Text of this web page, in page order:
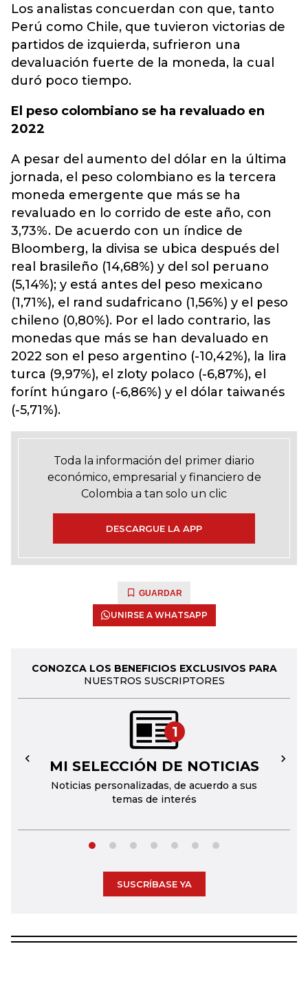
Los analistas concuerdan con que, tanto
Perú como Chile, que tuvieron victorias de
partidos de izquierda, sufrieron una
devaluación fuerte de la moneda, la cual
duró poco tiempo.
El peso colombiano se ha revaluado en
2022
A pesar del aumento del dólar en la última
jornada, el peso colombiano es la tercera
moneda emergente que más se ha
revaluado en lo corrido de este año, con
3,73%. De acuerdo con un índice de
Bloomberg, la divisa se ubica después del
real brasileño (14,68%) y del sol peruano
(5,14%); y está antes del peso mexicano
(1,71%), el rand sudafricano (1,56%) y el peso
chileno (0,80%). Por el lado contrario, las
monedas que más se han devaluado en
2022 son el peso argentino (-10,42%), la lira
turca (9,97%), el zloty polaco (-6,87%), el
forínt húngaro (-6,86%) y el dólar taiwanés
(-5,71%).
Toda la información del primer diario
económico, empresarial y financiero de
Colombia a tan solo un clic
DESCARGUE LA APP
GUARDAR
UNIRSE A WHATSAPP
CONOZCA LOS BENEFICIOS EXCLUSIVOS PARA
NUESTROS SUSCRIPTORES
1
MI SELECCIÓN DE NOTICIAS
Noticias personalizadas, de acuerdo a sus
temas de interés
← →
SUSCRÍBASE YA